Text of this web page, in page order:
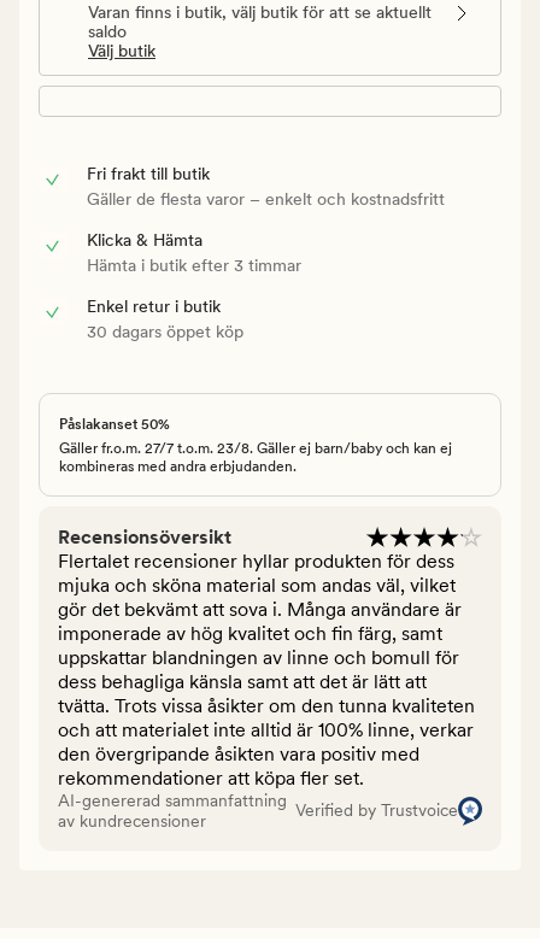
Varan finns i butik, välj butik för att se aktuellt
saldo
Välj butik
Fri frakt till butik
Gäller de flesta varor – enkelt och kostnadsfritt
Klicka & Hämta
Hämta i butik efter 3 timmar
Enkel retur i butik
30 dagars öppet köp
Påslakanset 50%
Gäller fr.o.m. 27/7 t.o.m. 23/8. Gäller ej barn/baby och kan ej
kombineras med andra erbjudanden.
Recensionsöversikt
Flertalet recensioner hyllar produkten för dess
mjuka och sköna material som andas väl, vilket
gör det bekvämt att sova i. Många användare är
imponerade av hög kvalitet och fin färg, samt
uppskattar blandningen av linne och bomull för
dess behagliga känsla samt att det är lätt att
tvätta. Trots vissa åsikter om den tunna kvaliteten
och att materialet inte alltid är 100% linne, verkar
den övergripande åsikten vara positiv med
rekommendationer att köpa fler set.
AI-genererad sammanfattning
av kundrecensioner
Verified by Trustvoice